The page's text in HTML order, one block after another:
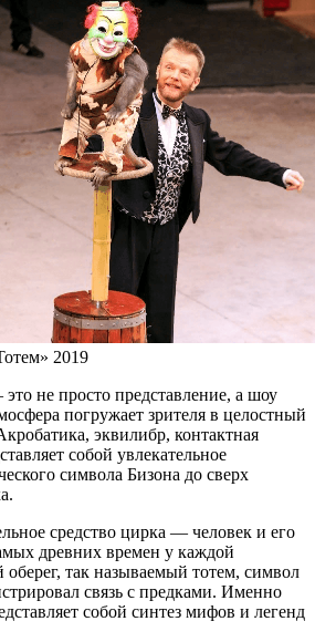
2019
не просто представление, а шоу
погружает зрителя в целостный
эквилибр, контактная
собой увлекательное
символа Бизона до сверх
средство цирка — человек и его
древних времен у каждой
так называемый тотем, символ
связь с предками. Именно
собой синтез мифов и легенд